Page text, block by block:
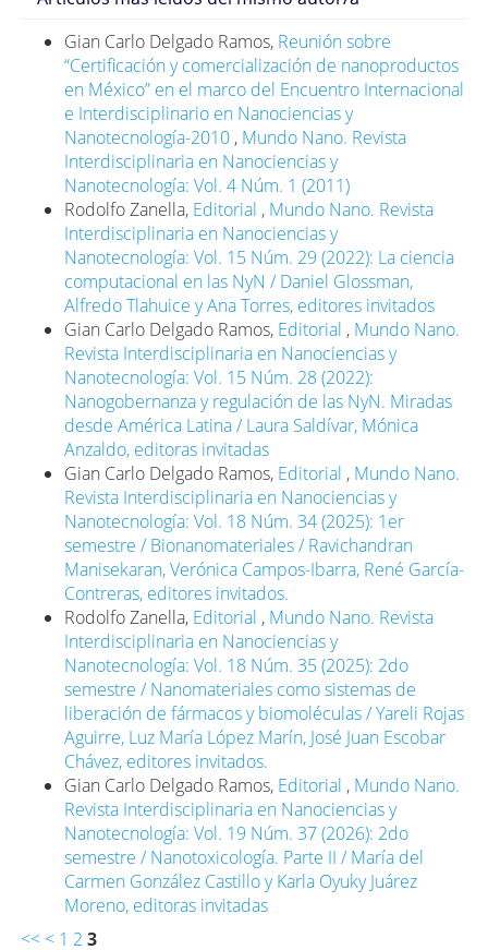
https://doi.org/10.22201/ceiich.24485691e.2021.27.69658
DOI:
https://doi.org/10.22201/ceiich.24485691e.2021.27.69658
Chilazi, Michael; Duffy, Eamon; Thakkar, Aarti y Michos,
Erin. 2021. Intermediate and long-term impact of
COVID-19 on cardiovascular disease. American
College of Cardiology, abril 21.
https://www.acc.org/latest-in-
cardiology/articles/2021/04/21/13/08/intermediate-
and-long-term-impact-of-covid-19-on-cardiovascular-
disease
Chung, Mina; Zidar, David; Bristow, Michael; Cameron,
Scott; Chan, Timothy et al. 2021. COVID-19 and
Cardiovascular disease. Circulation Research, 128(8):
1214-1236.
https://doi.org/10.1161/CIRCRESAHA.121.317997
DOI:
https://doi.org/10.1161/CIRCRESAHA.121.317997
CIMAV. 2008. Diagnóstico y prospectiva de la
nanotecnología en México. FUNTEC-SE. México.
http://www.2006-
2012.economia.gob.mx/files/comunidad_negocios/
De la Torre, Rocío G. y Betancourt, Israel. 2020.
Nanomateriales integrados para el desarrollo de
equipo de prevención primaria ante el Covid-19.
Mundo Nano. Revista Interdisciplinaria en
Nanociencias y Nanotecnología, 14(27): 1e-18e.
https://doi.org/10.22201/ceiich.24485691e.2021.27.69652
DOI:
https://doi.org/10.22201/ceiich.24485691e.2021.27.69652
Delgado Ramos, Gian Carlo y López García, David.
2020. Las ciudades ante el COVID-19: nuevas
direcciones para la investigación urbana y las políticas
públicas. PCTU-INGSA. CDMX, México.
https://zenodo.org/record/3894075/files/
19.pdf?download=1
Gian Carlo Delgado Ramos, Reunión sobre
“Certificación y comercialización de nanoproductos
en México” en el marco del Encuentro Internacional
e Interdisciplinario en Nanociencias y
Nanotecnología-2010 , Mundo Nano. Revista
Interdisciplinaria en Nanociencias y
Nanotecnología: Vol. 4 Núm. 1 (2011)
Rodolfo Zanella, Editorial , Mundo Nano. Revista
Interdisciplinaria en Nanociencias y
Nanotecnología: Vol. 15 Núm. 29 (2022): La ciencia
computacional en las NyN / Daniel Glossman,
Alfredo Tlahuice y Ana Torres, editores invitados
Gian Carlo Delgado Ramos, Editorial , Mundo Nano.
Revista Interdisciplinaria en Nanociencias y
Nanotecnología: Vol. 15 Núm. 28 (2022):
Nanogobernanza y regulación de las NyN. Miradas
desde América Latina / Laura Saldívar, Mónica
Anzaldo, editoras invitadas
Gian Carlo Delgado Ramos, Editorial , Mundo Nano.
Revista Interdisciplinaria en Nanociencias y
Nanotecnología: Vol. 18 Núm. 34 (2025): 1er
semestre / Bionanomateriales / Ravichandran
Manisekaran, Verónica Campos-Ibarra, René García-
Contreras, editores invitados.
Rodolfo Zanella, Editorial , Mundo Nano. Revista
Interdisciplinaria en Nanociencias y
Nanotecnología: Vol. 18 Núm. 35 (2025): 2do
semestre / Nanomateriales como sistemas de
liberación de fármacos y biomoléculas / Yareli Rojas
Aguirre, Luz María López Marín, José Juan Escobar
Chávez, editores invitados.
Gian Carlo Delgado Ramos, Editorial , Mundo Nano.
Revista Interdisciplinaria en Nanociencias y
Nanotecnología: Vol. 19 Núm. 37 (2026): 2do
semestre / Nanotoxicología. Parte II / María del
Carmen González Castillo y Karla Oyuky Juárez
Moreno, editoras invitadas
<< < 1 2 3